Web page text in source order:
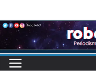
to
content